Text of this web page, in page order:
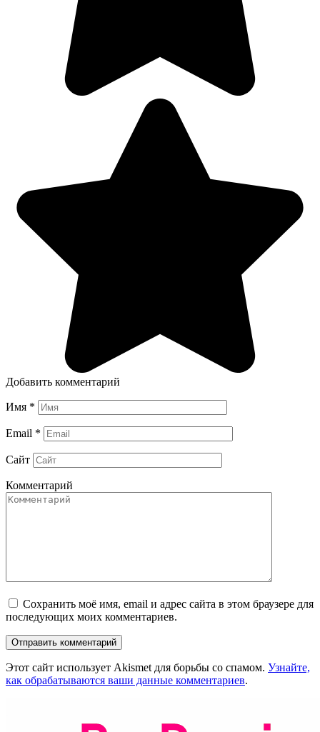
Добавить комментарий
Имя *
Email *
Сайт
Комментарий
Сохранить моё имя, email и адрес сайта в этом браузере для
последующих моих комментариев.
Этот сайт использует Akismet для борьбы со спамом. Узнайте,
как обрабатываются ваши данные комментариев.